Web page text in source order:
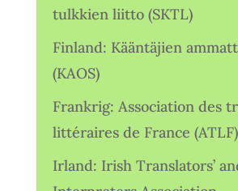
tulkkien liitto (SKTL)
Finland: Kääntäjien
(KAOS)
Frankrig: Association des
littéraires de France (ATLF)
Irland: Irish Translators’